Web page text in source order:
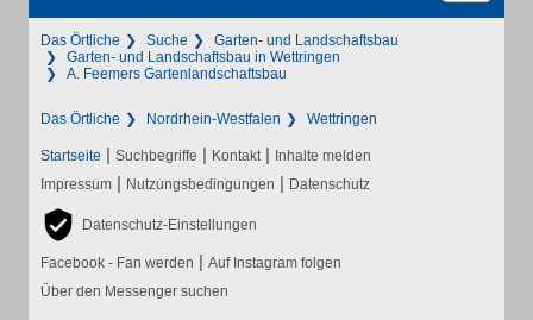
Das Örtliche Suche
Garten- und Landschaftsbau
Garten- und Landschaftsbau in Wettringen
A. Feemers Gartenlandschaftsbau
Das Örtliche Nordrhein-Westfalen Wettringen
Startseite | Suchbegriffe | Kontakt | Inhalte melden
Impressum | Nutzungsbedingungen | Datenschutz
Datenschutz-Einstellungen
Facebook - Fan werden | Auf Instagram folgen
Über den Messenger suchen